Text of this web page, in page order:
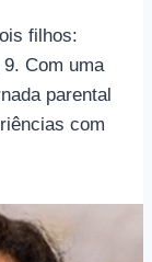
filhos:
Com uma
parental
com